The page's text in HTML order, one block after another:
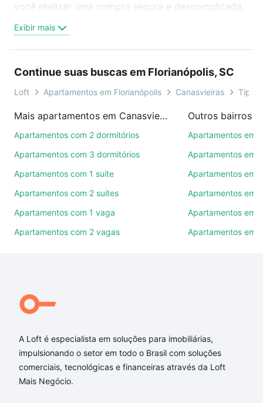
você realizar uma compra segura e descomplicada.
trabalho e do metrô, aqui você vai encontrar a
oferta ideal de Apartamentos à venda em rodovia
SC para conquistar seu sonho. Agende uma visita
presencial ou por videochamada, é grátis, sem
mil corretores e imobiliárias te ajudando na compra,
venda ou troca de imóveis.
Como escolher um imóvel?
Use barra de busca no topo para pesquisar por
ruas, bairros e até condomínios favoritos. Você
também pode usar os filtros como quantidade de
combinar perfeitamente com o preço, metragem e
Canasvieiras, Florianópolis, SC ideal para você na
Loft.
tertuliano brito xavier - Canasvieiras, Florianópolis,
SC?
Aqui na Loft temos a oferta ideal para você, com
Exibir mais
Continue suas buscas em Florianópolis, SC
Loft Apartamentos em Florianópolis Canasvieiras Tipo
Mais apartamentos em Canasvieiras
Apartamentos com 2 dormitórios
Apartamentos com 3 dormitórios
Apartamentos com 1 suíte
Apartamentos com 2 suítes
Apartamentos com 1 vaga
Apartamentos com 2 vagas
Apartamentos em
Apartamentos em
Apartamentos em
Apartamentos em
Apartamentos em
Apartamentos em
A Loft é especialista em soluções para imobiliárias,
impulsionando o setor em todo o Brasil com soluções
comerciais, tecnológicas e financeiras através da Loft
Mais Negócio.